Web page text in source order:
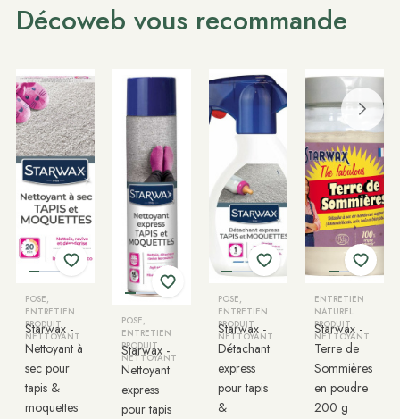
Décoweb vous recommande
POSE,
ENTRETIEN
PRODUIT
NETTOYANT
Starwax -
Nettoyant à
sec pour
tapis &
moquettes
POSE,
ENTRETIEN
PRODUIT
NETTOYANT
Starwax -
Nettoyant
express
pour tapis
POSE,
ENTRETIEN
PRODUIT
NETTOYANT
Starwax -
Détachant
express
pour tapis
&
ENTRETIEN
NATUREL
PRODUIT
NETTOYANT
Starwax -
Terre de
Sommières
en poudre
200 g